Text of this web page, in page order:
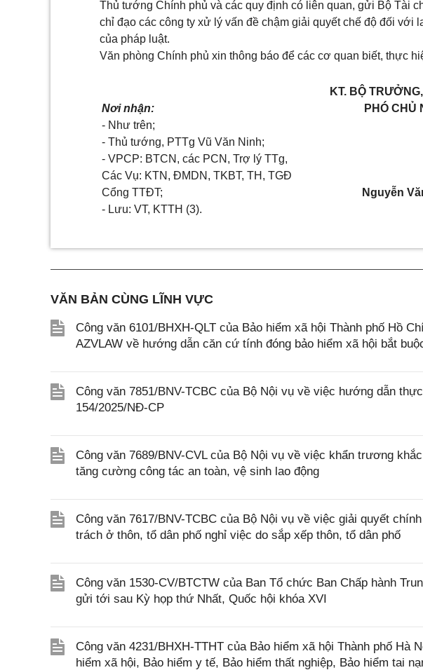
Thủ tướng Chính phủ và các quy định có liên quan, gửi Bộ Tài
chỉ đạo các công ty xử lý vấn đề chậm giải quyết chế độ đối với
của pháp luật.
Văn phòng Chính phủ xin thông báo để các cơ quan biết, thực
Nơi nhận:
- Như trên;
- Thủ tướng, PTTg Vũ Văn Ninh;
- VPCP: BTCN, các PCN, Trợ lý TTg,
Các Vụ: KTN, ĐMDN, TKBT, TH, TGĐ
Cổng TTĐT;
- Lưu: VT, KTTH (3).
KT. BỘ
PHÓ CHỦ
Nguyễn
VĂN BẢN CÙNG LĨNH VỰC
Công văn 6101/BHXH-QLT của Bảo hiểm xã hội Thành phố Hồ
AZVLAW về hướng dẫn căn cứ tính đóng bảo hiểm xã hội bắt
Công văn 7851/BNV-TCBC của Bộ Nội vụ về việc hướng dẫn
154/2025/NĐ-CP
Công văn 7689/BNV-CVL của Bộ Nội vụ về việc khẩn trương
tăng cường công tác an toàn, vệ sinh lao động
Công văn 7617/BNV-TCBC của Bộ Nội vụ về việc giải quyết
trách ở thôn, tổ dân phố nghỉ việc do sắp xếp thôn, tổ dân phố
Công văn 1530-CV/BTCTW của Ban Tổ chức Ban Chấp hành
gửi tới sau Kỳ họp thứ Nhất, Quốc hội khóa XVI
Công văn 4231/BHXH-TTHT của Bảo hiểm xã hội Thành phố Hà
hiểm xã hội, Bảo hiểm y tế, Bảo hiểm thất nghiệp, Bảo hiểm tai